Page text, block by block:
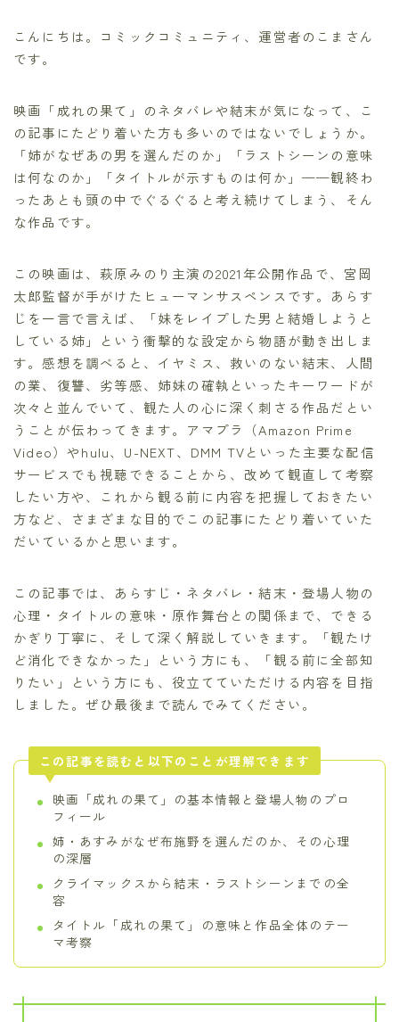
こんにちは。コミックコミュニティ、運営者のこまさん
です。
映画「成れの果て」のネタバレや結末が気になって、こ
の記事にたどり着いた方も多いのではないでしょうか。
「姉がなぜあの男を選んだのか」「ラストシーンの意味
は何なのか」「タイトルが示すものは何か」——観終わ
ったあとも頭の中でぐるぐると考え続けてしまう、そん
な作品です。
この映画は、萩原みのり主演の2021年公開作品で、宮岡
太郎監督が手がけたヒューマンサスペンスです。あらす
じを一言で言えば、「妹をレイプした男と結婚しようと
している姉」という衝撃的な設定から物語が動き出しま
す。感想を調べると、イヤミス、救いのない結末、人間
の業、復讐、劣等感、姉妹の確執といったキーワードが
次々と並んでいて、観た人の心に深く刺さる作品だとい
うことが伝わってきます。アマプラ（Amazon Prime
Video）やhulu、U-NEXT、DMM TVといった主要な配信
サービスでも視聴できることから、改めて観直して考察
したい方や、これから観る前に内容を把握しておきたい
方など、さまざまな目的でこの記事にたどり着いていた
だいているかと思います。
この記事では、あらすじ・ネタバレ・結末・登場人物の
心理・タイトルの意味・原作舞台との関係まで、できる
かぎり丁寧に、そして深く解説していきます。「観たけ
ど消化できなかった」という方にも、「観る前に全部知
りたい」という方にも、役立てていただける内容を目指
しました。ぜひ最後まで読んでみてください。
この記事を読むと以下のことが理解できます
映画「成れの果て」の基本情報と登場人物のプロ
フィール
姉・あすみがなぜ布施野を選んだのか、その心理
の深層
クライマックスから結末・ラストシーンまでの全
容
タイトル「成れの果て」の意味と作品全体のテー
マ考察